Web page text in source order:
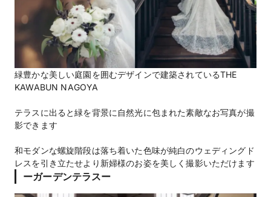
緑豊かな美しい庭園を囲むデザインで建築されているTHE
KAWABUN NAGOYA
テラスに出ると緑を背景に自然光に包まれた素敵なお写真が撮
影できます
和モダンな螺旋階段は落ち着いた色味が純白のウェディングド
レスを引き立たせより新婦様のお姿を美しく撮影いただけます
ーガーデンテラスー